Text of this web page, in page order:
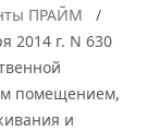
ПРАЙМ
2014 г. N 630
помещением,
и